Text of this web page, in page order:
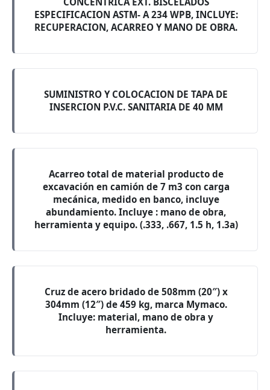
ESPECIFICACION ASTM- A 234 WPB, INCLUYE:
RECUPERACION, ACARREO Y MANO DE OBRA.
SUMINISTRO Y COLOCACION DE TAPA DE
INSERCION P.V.C. SANITARIA DE 40 MM
Acarreo total de material producto de
excavación en camión de 7 m3 con carga
mecánica, medido en banco, incluye
abundamiento. Incluye : mano de obra,
herramienta y equipo. (.333, .667, 1.5 h, 1.3a)
Cruz de acero bridado de 508mm (20″) x
304mm (12″) de 459 kg, marca Mymaco.
Incluye: material, mano de obra y
herramienta.